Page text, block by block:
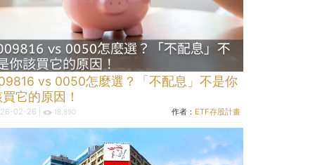
vs 0050怎麼選？「不配息」不是你
它的原因！
02-26 | 18,890 作者： ETF存股計畫